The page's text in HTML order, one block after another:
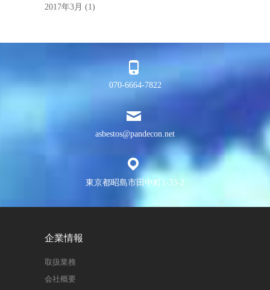
2017年3月 (1)
070-6664-7822
asbestos@pandecon.net
東京都昭島市田中町1-33-2
企業情報
取扱業務
会社概要